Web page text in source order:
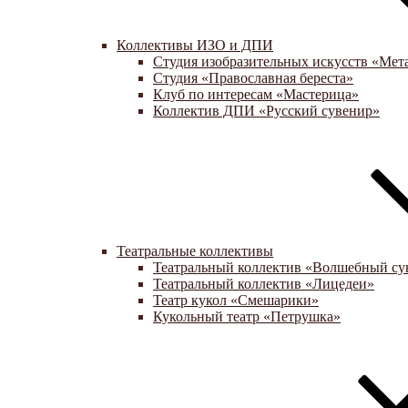
Коллективы ИЗО и ДПИ
Студия изобразительных искусств
Студия «Православная береста»
Клуб по интересам «Мастерица»
Коллектив ДПИ «Русский сувенир»
Театральные коллективы
Театральный коллектив «Волшебный
Театральный коллектив «Лицедеи»
Театр кукол «Смешарики»
Кукольный театр «Петрушка»